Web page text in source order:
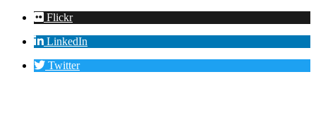
Flickr
LinkedIn
Twitter